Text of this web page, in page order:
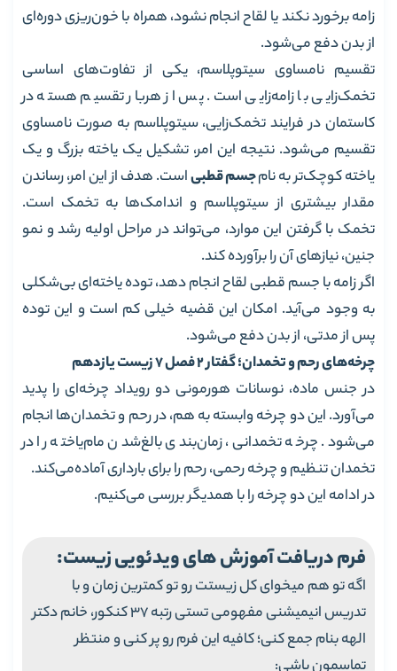
زامه برخورد نکند یا لقاح انجام نشود، همراه با خون‌ریزی دوره‌ای
از بدن دفع می‌شود.
تقسیم نامساوی سیتوپلاسم، یکی از تفاوت‌های اساسی
تخمک‌زایی با زامه‌زایی است. پس از هربار تقسیم هسته در
کاستمان در فرایند تخمک‌زایی، سیتوپلاسم به صورت نامساوی
تقسیم می‌شود. نتیجه این امر، تشکیل یک یاخته بزرگ و یک
یاخته کوچک‌تر به نامجسم قطبیاست. هدف از این امر، رساندن‌
مقدار بیشتری از سیتوپلاسم و اندامک‌ها به تخمک است.
تخمک با گرفتن‌ این موارد، می‌تواند در مراحل اولیه رشد و نمو
جنین، نیازهای آن را برآورده کند.
اگر زامه با جسم قطبی لقاح انجام دهد، توده یاخته‌ای بی‌شکلی
به وجود می‌آید. امکان این قضیه خیلی کم است و این توده
پس از مدتی، از بدن دفع می‌شود.
چرخه‌های رحم و تخمدان؛ گفتار 2 فصل 7 زیست یازدهم
در جنس ماده، نوسانات هورمونی دو رویداد چرخه‌ای را پدید
می‌آورد. این دو چرخه وابسته‌ به هم، در رحم و تخمدان‌ها انجام
می‌شود. چرخه تخمدانی، زمان‌بندی بالغ‌شدن مام‌یاخته را در
تخمدان تنظیم و چرخه رحمی، رحم را برای بارداری آماده‌می‌کند.
در ادامه این دو چرخه را با همدیگر بررسی می‌کنیم.
فرم دریافت آموزش های ویدئویی زیست:
اگه تو هم میخوای کل زیستت رو تو کمترین زمان و با
تدریس انیمیشنی مفهومی تستی رتبه 37 کنکور، خانم دکتر
الهه بنام جمع کنی؛ کافیه این فرم رو پر کنی و منتظر